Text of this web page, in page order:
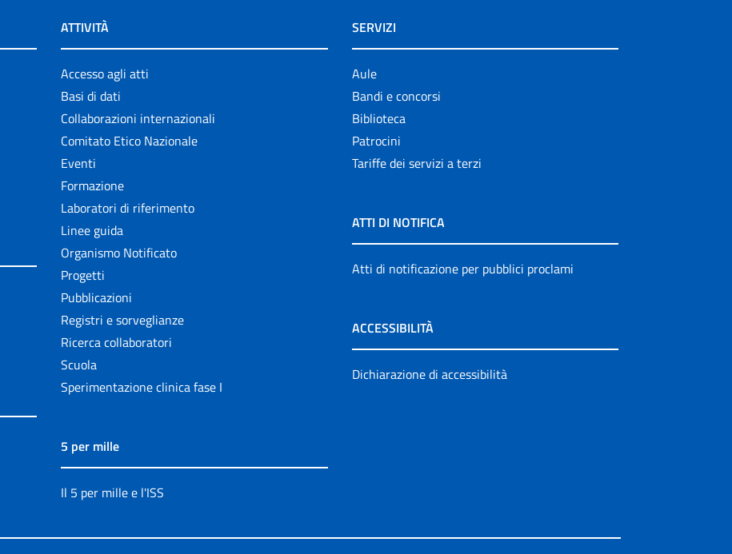
ATTIVITÀ
Accesso agli atti
Basi di dati
Collaborazioni internazionali
Comitato Etico Nazionale
Eventi
Formazione
Laboratori di riferimento
Linee guida
Organismo Notificato
Progetti
Pubblicazioni
Registri e sorveglianze
Ricerca collaboratori
Scuola
Sperimentazione clinica fase I
5 per mille
Il 5 per mille e l'ISS
SERVIZI
Aule
Bandi e concorsi
Biblioteca
Patrocini
Tariffe dei servizi a terzi
ATTI DI NOTIFICA
Atti di notificazione per pubblici proclami
ACCESSIBILITÀ
Dichiarazione di accessibilità